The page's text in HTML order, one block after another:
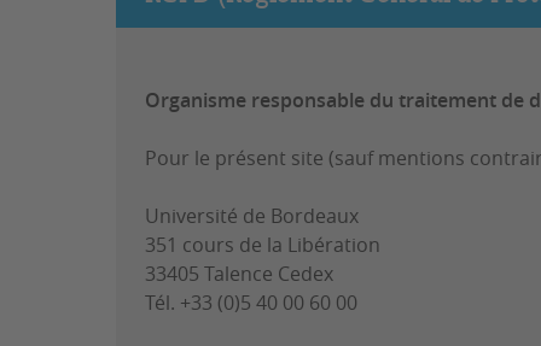
Organisme responsable du traitement de
Pour le présent site (sauf mentions
Université de Bordeaux
351 cours de la Libération
33405 Talence Cedex
Tél. +33 (0)5 40 00 60 00